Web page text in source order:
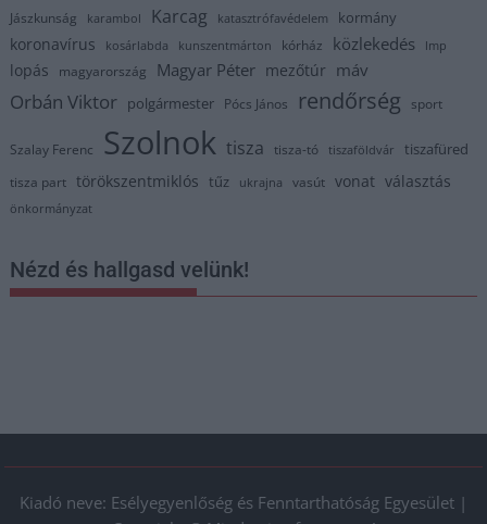
Jászkunság karambol Karcag katasztrófavédelem kormány
koronavírus kosárlabda kunszentmárton kórház közlekedés lmp
lopás magyarország Magyar Péter mezőtúr máv
Orbán Viktor polgármester Pócs János rendőrség sport
Szalay Ferenc Szolnok tisza tisza-tó tiszaföldvár tiszafüred
tisza part törökszentmiklós tűz ukrajna vasút vonat választás
önkormányzat
Nézd és hallgasd velünk!
Kiadó neve: Esélyegyenlőség és Fenntarthatóság Egyesület |